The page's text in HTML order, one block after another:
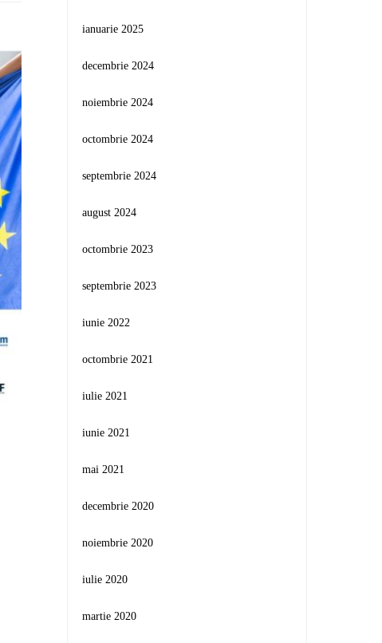
ianuarie 2025
decembrie 2024
noiembrie 2024
octombrie 2024
septembrie 2024
august 2024
octombrie 2023
septembrie 2023
iunie 2022
octombrie 2021
iulie 2021
iunie 2021
mai 2021
decembrie 2020
noiembrie 2020
iulie 2020
martie 2020